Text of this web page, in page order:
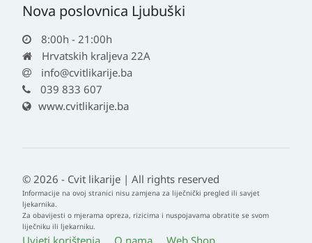
Nova poslovnica Ljubuški
8:00h - 21:00h
Hrvatskih kraljeva 22A
info@cvitlikarije.ba
039 833 607
www.cvitlikarije.ba
© 2026 - Cvit likarije | All rights reserved
Informacije na ovoj stranici nisu zamjena za liječnički pregled ili savjet
ljekarnika.
Za obavijesti o mjerama opreza, rizicima i nuspojavama obratite se svom
liječniku ili ljekarniku.
Uvjeti korištenja O nama Web Shop